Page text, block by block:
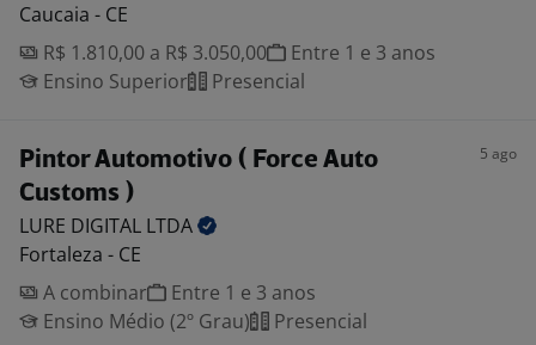
Caucaia - CE
R$ 1.810,00 a R$ 3.050,00
Entre 1 e 3 anos
Ensino Superior
Presencial
Pintor Automotivo ( Force Auto
Customs )
5 ago
LURE DIGITAL LTDA
Fortaleza - CE
A combinar
Entre 1 e 3 anos
Ensino Médio (2º Grau)
Presencial